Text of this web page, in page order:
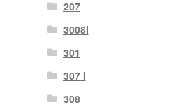
207
3008I
301
307 I
308